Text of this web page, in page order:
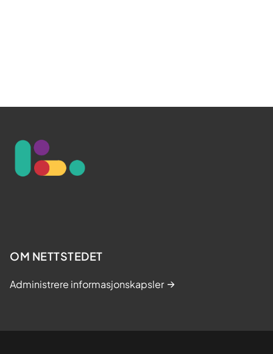
OM NETTSTEDET
Administrere informasjonskapsler